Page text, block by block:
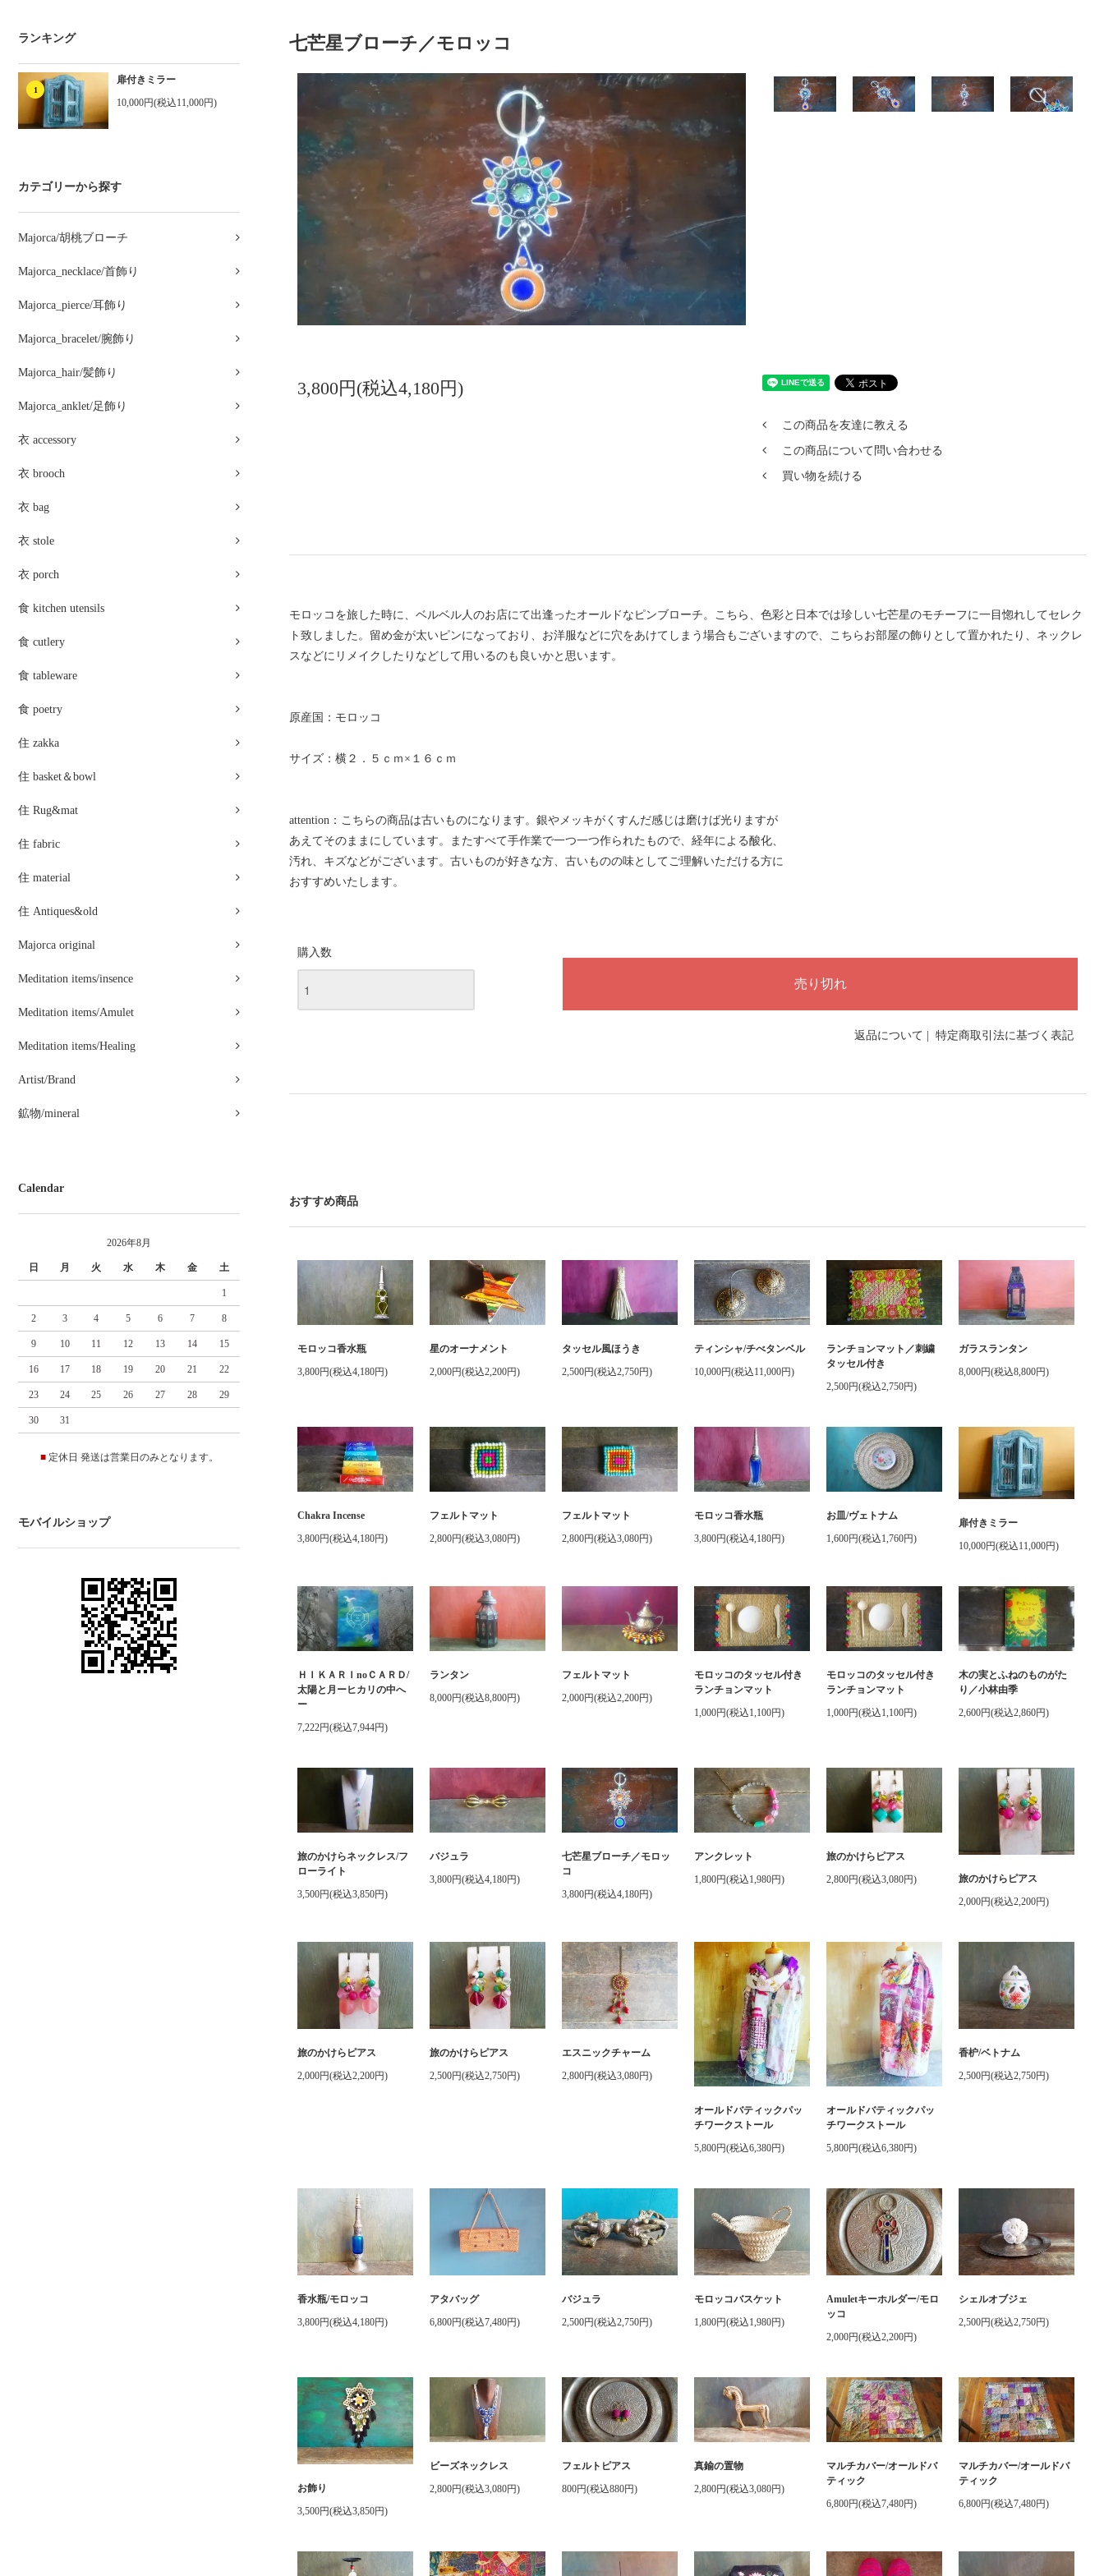
ランキング
1
扉付きミラー
10,000円(税込11,000円)
カテゴリーから探す
Majorca/胡桃ブローチ
Majorca_necklace/首飾り
Majorca_pierce/耳飾り
Majorca_bracelet/腕飾り
Majorca_hair/髪飾り
Majorca_anklet/足飾り
衣 accessory
衣 brooch
衣 bag
衣 stole
衣 porch
食 kitchen utensils
食 cutlery
食 tableware
食 poetry
住 zakka
住 basket＆bowl
住 Rug&mat
住 fabric
住 material
住 Antiques&old
Majorca original
Meditation items/insence
Meditation items/Amulet
Meditation items/Healing
Artist/Brand
鉱物/mineral
Calendar
2026年8月
日 月 火 水 木 金 土
1
2 3 4 5 6 7 8
9 10 11 12 13 14 15
16 17 18 19 20 21 22
23 24 25 26 27 28 29
30 31
■定休日 発送は営業日のみとなります。
モバイルショップ
七芒星ブローチ／モロッコ
3,800円(税込4,180円)
この商品を友達に教える
この商品について問い合わせる
買い物を続ける
モロッコを旅した時に、ベルベル人のお店にて出逢ったオールドなピンブローチ。こちら、色彩と日本では珍しい七芒星のモチーフに一目惚れしてセレク
ト致しました。留め金が太いピンになっており、お洋服などに穴をあけてしまう場合もございますので、こちらお部屋の飾りとして置かれたり、ネックレ
スなどにリメイクしたりなどして用いるのも良いかと思います。
原産国：モロッコ
サイズ：横２．５ｃｍ×１６ｃｍ
attention：こちらの商品は古いものになります。銀やメッキがくすんだ感じは磨けば光りますが
あえてそのままにしています。またすべて手作業で一つ一つ作られたもので、経年による酸化、
汚れ、キズなどがございます。古いものが好きな方、古いものの味としてご理解いただける方に
おすすめいたします。
購入数
返品について 特定商取引法に基づく表記
おすすめ商品
モロッコ香水瓶
3,800円(税込4,180円)
星のオーナメント
2,000円(税込2,200円)
タッセル風ほうき
2,500円(税込2,750円)
ティンシャ/チべタンベル
10,000円(税込11,000円)
ランチョンマット／刺繍
タッセル付き
2,500円(税込2,750円)
ガラスランタン
8,000円(税込8,800円)
Chakra Incense
3,800円(税込4,180円)
フェルトマット
2,800円(税込3,080円)
フェルトマット
2,800円(税込3,080円)
モロッコ香水瓶
3,800円(税込4,180円)
お皿/ヴェトナム
1,600円(税込1,760円)
扉付きミラー
10,000円(税込11,000円)
ＨＩＫＡＲＩnoＣＡＲＤ/
太陽と月ーヒカリの中へ
ー
7,222円(税込7,944円)
ランタン
8,000円(税込8,800円)
フェルトマット
2,000円(税込2,200円)
モロッコのタッセル付き
ランチョンマット
1,000円(税込1,100円)
モロッコのタッセル付き
ランチョンマット
1,000円(税込1,100円)
木の実とふねのものがた
り／小林由季
2,600円(税込2,860円)
旅のかけらネックレス/フ
ローライト
3,500円(税込3,850円)
バジュラ
3,800円(税込4,180円)
七芒星ブローチ／モロッ
コ
3,800円(税込4,180円)
アンクレット
1,800円(税込1,980円)
旅のかけらピアス
2,800円(税込3,080円)
旅のかけらピアス
2,000円(税込2,200円)
旅のかけらピアス
2,000円(税込2,200円)
旅のかけらピアス
2,500円(税込2,750円)
エスニックチャーム
2,800円(税込3,080円)
オールドバティックパッ
チワークストール
5,800円(税込6,380円)
オールドバティックパッ
チワークストール
5,800円(税込6,380円)
香枦/ベトナム
2,500円(税込2,750円)
香水瓶/モロッコ
3,800円(税込4,180円)
アタバッグ
6,800円(税込7,480円)
バジュラ
2,500円(税込2,750円)
モロッコバスケット
1,800円(税込1,980円)
Amuletキーホルダー/モロ
ッコ
2,000円(税込2,200円)
シェルオブジェ
2,500円(税込2,750円)
お飾り
3,500円(税込3,850円)
ビーズネックレス
2,800円(税込3,080円)
フェルトピアス
800円(税込880円)
真鍮の置物
2,800円(税込3,080円)
マルチカバー/オールドバ
ティック
6,800円(税込7,480円)
マルチカバー/オールドバ
ティック
6,800円(税込7,480円)